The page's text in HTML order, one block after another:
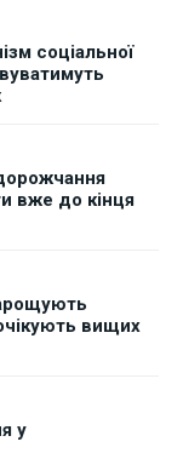
соціальної
вже до кінця
вищих
у